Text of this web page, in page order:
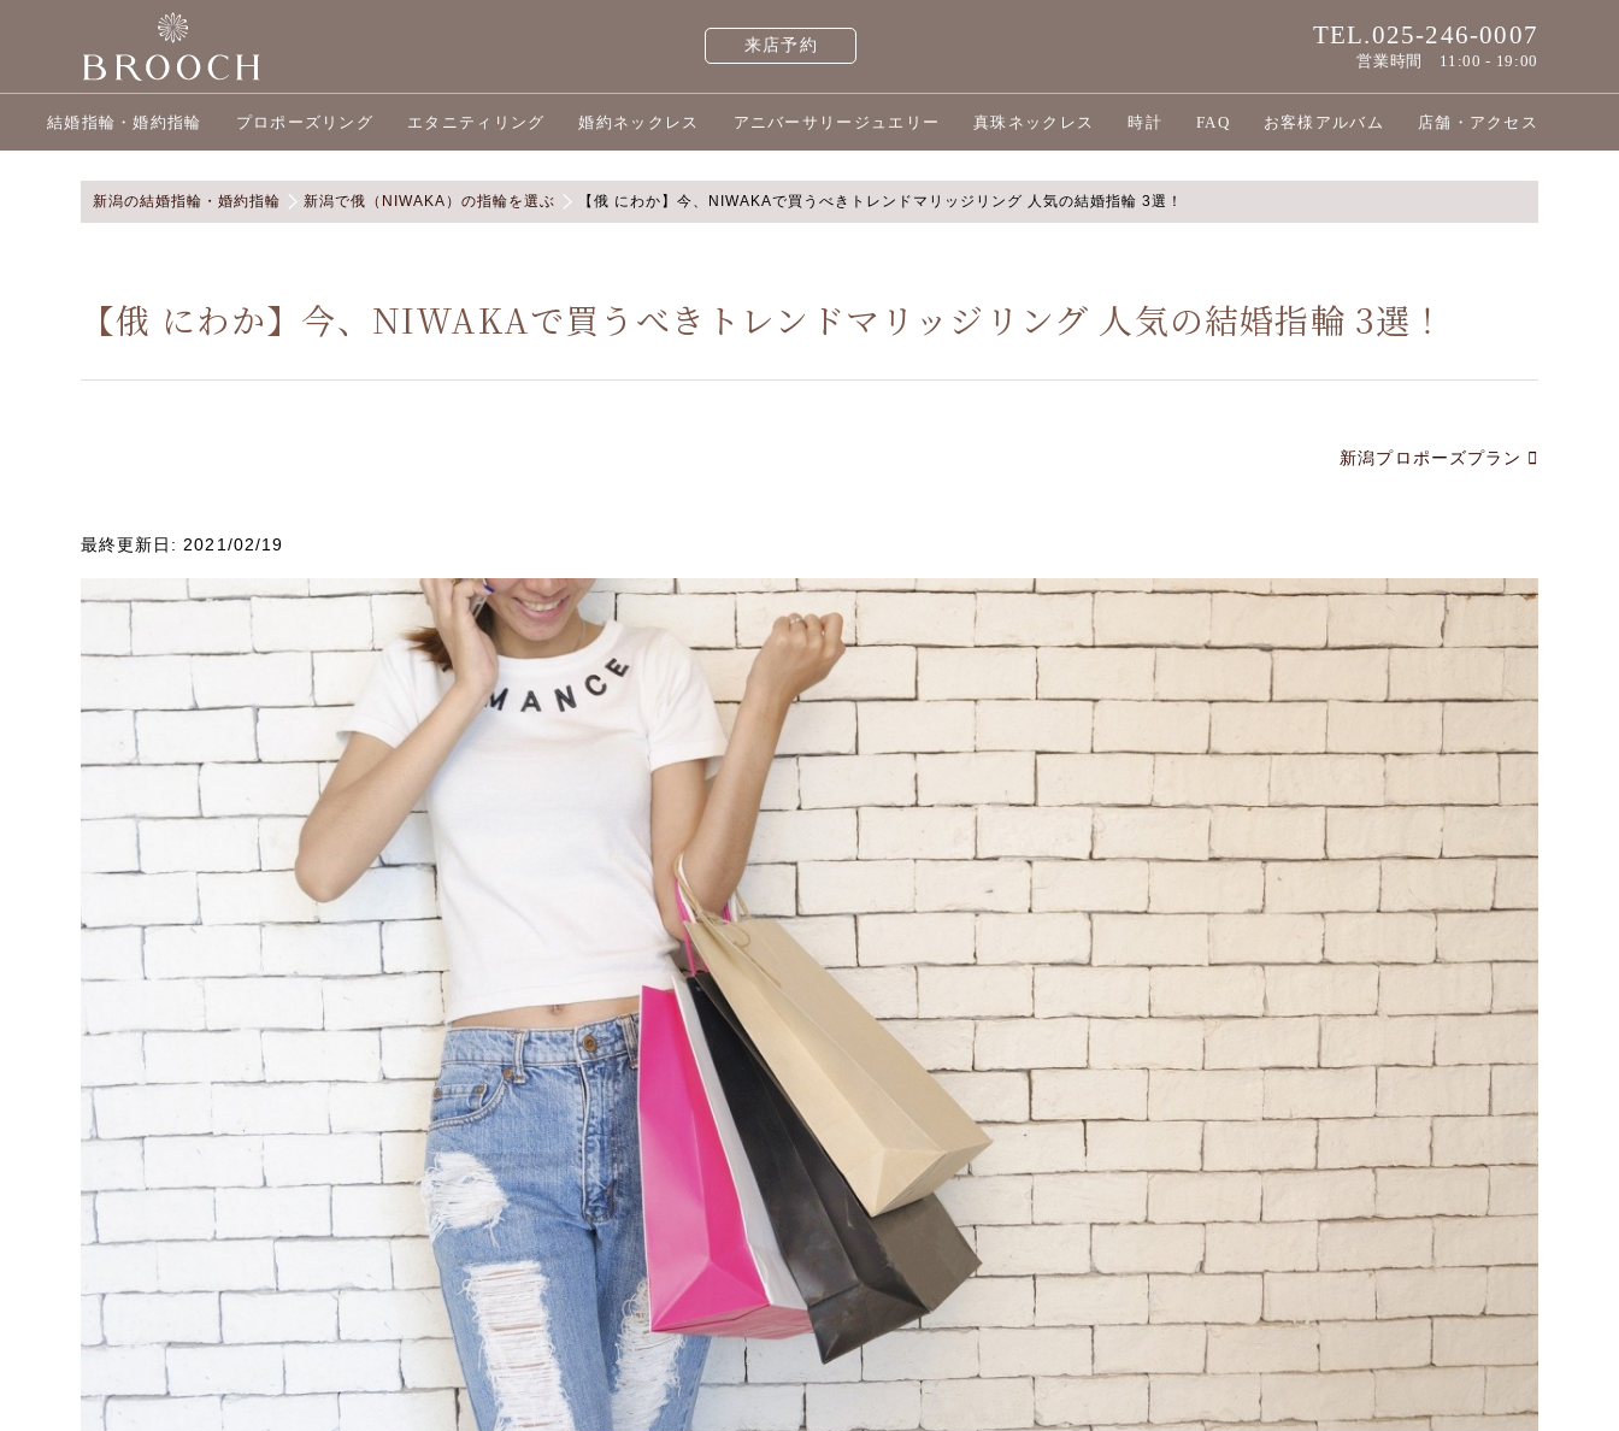
来店予約 TEL.025-246-0007
営業時間 11:00 - 19:00
結婚指輪・婚約指輪 プロポーズリング エタニティリング 婚約ネックレス アニバーサリージュエリー 真珠ネックレス 時計 FAQ お客様アルバム 店舗・アクセス
新潟の結婚指輪・婚約指輪 新潟で俄（NIWAKA）の指輪を選ぶ 【俄 にわか】今、NIWAKAで買うべきトレンドマリッジリング 人気の結婚指輪 3選！
【俄 にわか】今、NIWAKAで買うべきトレンドマリッジリング 人気の結婚指輪 3選！
新潟プロポーズプラン
最終更新日: 2021/02/19